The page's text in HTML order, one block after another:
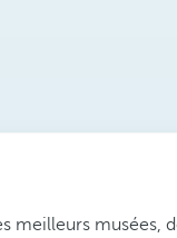
meilleurs